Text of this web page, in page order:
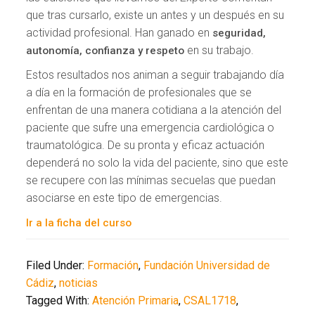
que tras cursarlo, existe un antes y un después en su
actividad profesional. Han ganado en seguridad,
autonomía, confianza y respeto en su trabajo.
Estos resultados nos animan a seguir trabajando día
a día en la formación de profesionales que se
enfrentan de una manera cotidiana a la atención del
paciente que sufre una emergencia cardiológica o
traumatológica. De su pronta y eficaz actuación
dependerá no solo la vida del paciente, sino que este
se recupere con las mínimas secuelas que puedan
asociarse en este tipo de emergencias.
Ir a la ficha del curso
Filed Under: Formación, Fundación Universidad de
Cádiz,noticias
Tagged With:Atención Primaria,CSAL1718,